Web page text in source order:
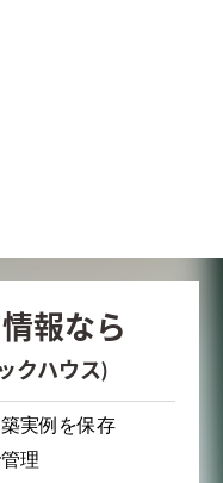
報なら
クハウス)
実例を保存
理